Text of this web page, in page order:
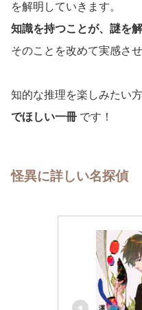
を解明していきます。
知識を持つことが、謎を
そのことを改めて実感さ
知的な推理を楽しみたい
でほしい一冊 です！
怪異に詳しい名探偵